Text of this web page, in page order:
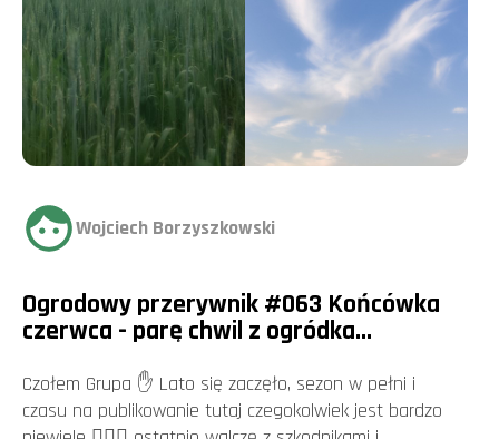
Wojciech Borzyszkowski
Ogrodowy przerywnik #063 Końcówka
czerwca - parę chwil z ogródka...
Czołem Grupa ✋ Lato się zaczęło, sezon w pełni i
czasu na publikowanie tutaj czegokolwiek jest bardzo